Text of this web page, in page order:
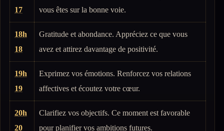
17
vous êtes sur la bonne voie.
18h
18
Gratitude et abondance. Appréciez ce que vous
avez et attirez davantage de positivité.
19h
19
Exprimez vos émotions. Renforcez vos relations
affectives et écoutez votre cœur.
20h
20
Clarifiez vos objectifs. Ce moment est favorable
pour planifier vos ambitions futures.